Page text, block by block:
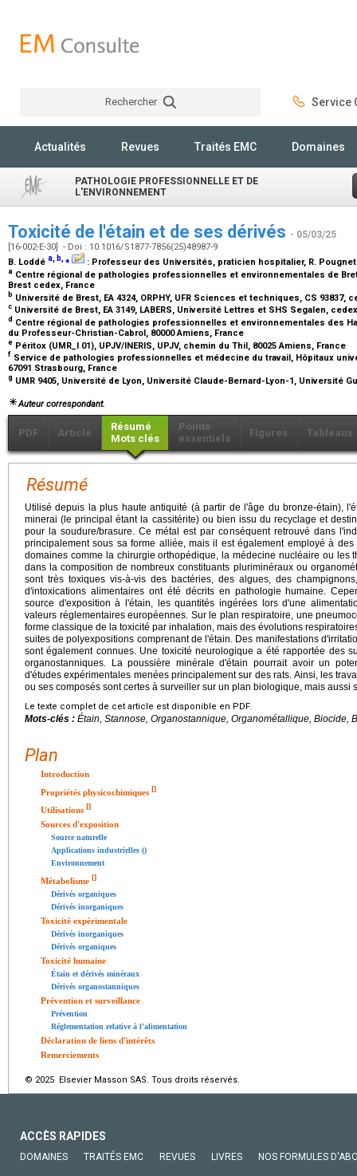
Rechercher Service
Actualités Revues Traités EMC Domaines
PATHOLOGIE PROFESSIONNELLE ET DE
L'ENVIRONNEMENT
Toxicité de l'étain et de ses dérivés - 05/03/25
[16-002-E-30] - Doi : 10.1016/S1877-7856(25)48987-9
B. Loddé a, b,⁎ : Professeur des Universités, praticien hospitalier, R.
a Centre régional de pathologies professionnelles et environnementales de
Brest cedex, France
b Université de Brest, EA 4324, ORPHY, UFR Sciences et techniques, CS 93837,
c Université de Brest, EA 3149, LABERS, Université Lettres et SHS Segalen,
d Centre régional de pathologies professionnelles et environnementales des
du Professeur-Christian-Cabrol, 80000 Amiens, France
e Péritox (UMR_I 01), UPJV/INERIS, UPJV, chemin du Thil, 80025 Amiens, France
f Service de pathologies professionnelles et médecine du travail, Hôpitaux
67091 Strasbourg, France
g UMR 9405, Université de Lyon, Université Claude-Bernard-Lyon-1, Université
Auteur correspondant.
PDF Article
Résumé
Mots clés
Points
essentiels
Figures Tableaux
Résumé
Utilisé depuis la plus haute antiquité (à partir de l'âge du bronze-étain),
minerai (le principal étant la cassitérite) ou bien issu du recyclage et
pour la soudure/brasure. Ce métal est par conséquent retrouvé dans
principalement sous sa forme alliée, mais il est également employé à
domaines comme la chirurgie orthopédique, la médecine nucléaire ou les
dans la composition de nombreux constituants pluriminéraux ou
sont très toxiques vis-à-vis des bactéries, des algues, des
d'intoxications alimentaires ont été décrits en pathologie humaine.
source d'exposition à l'étain, les quantités ingérées lors d'une
valeurs réglementaires européennes. Sur le plan respiratoire, une
forme classique de la toxicité par inhalation, mais des évolutions
suites de polyexpositions comprenant de l'étain. Des manifestations
sont également connues. Une toxicité neurologique a été rapportée des
organostanniques. La poussière minérale d'étain pourrait avoir un
d'études expérimentales menées principalement sur des rats. Ainsi, les
ou ses composés sont certes à surveiller sur un plan biologique, mais aussi
Le texte complet de cet article est disponible en PDF.
Mots-clés : Étain, Stannose, Organostannique, Organométallique, Biocide,
Plan
Introduction
Propriétés physicochimiques []
Utilisations []
Sources d'exposition
Source naturelle
Applications industrielles ()
Environnement
Métabolisme []
Dérivés organiques
Dérivés inorganiques
Toxicité expérimentale
Dérivés inorganiques
Dérivés organiques
Toxicité humaine
Étain et dérivés minéraux
Dérivés organostanniques
Prévention et surveillance
Prévention
Réglementation relative à l'alimentation
Déclaration de liens d'intérêts
Remerciements
© 2025 Elsevier Masson SAS. Tous droits réservés.
ACCÈS RAPIDES
DOMAINES TRAITÉS EMC REVUES LIVRES NOS FORMULES